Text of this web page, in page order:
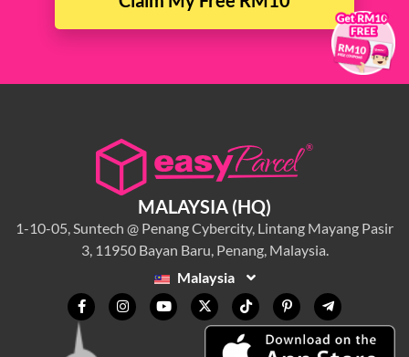
MALAYSIA (HQ)
1-10-05, Suntech @ Penang Cybercity, Lintang Mayang Pasir
3, 11950 Bayan Baru, Penang, Malaysia.
Malaysia
×